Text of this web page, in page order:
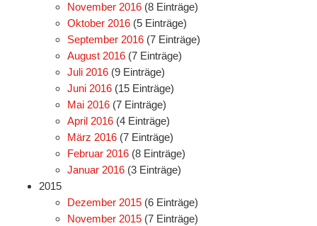
November 2016 (8 Einträge)
Oktober 2016 (5 Einträge)
September 2016 (7 Einträge)
August 2016 (7 Einträge)
Juli 2016 (9 Einträge)
Juni 2016 (15 Einträge)
Mai 2016 (7 Einträge)
April 2016 (4 Einträge)
März 2016 (7 Einträge)
Februar 2016 (8 Einträge)
Januar 2016 (3 Einträge)
2015
Dezember 2015 (6 Einträge)
November 2015 (7 Einträge)